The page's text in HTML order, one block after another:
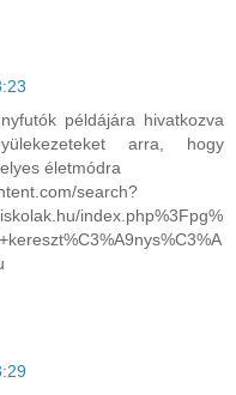
példájára hivatkozva
arra, hogy
életmódra
search?
index.php%3Fpg%